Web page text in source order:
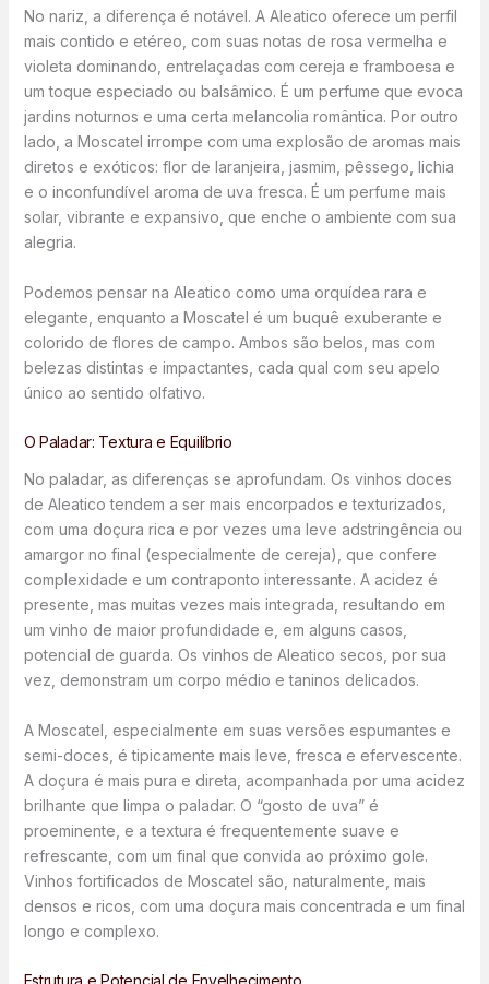
No nariz, a diferença é notável. A Aleatico oferece um perfil
mais contido e etéreo, com suas notas de rosa vermelha e
violeta dominando, entrelaçadas com cereja e framboesa e
um toque especiado ou balsâmico. É um perfume que evoca
jardins noturnos e uma certa melancolia romântica. Por outro
lado, a Moscatel irrompe com uma explosão de aromas mais
diretos e exóticos: flor de laranjeira, jasmim, pêssego, lichia
e o inconfundível aroma de uva fresca. É um perfume mais
solar, vibrante e expansivo, que enche o ambiente com sua
alegria.
Podemos pensar na Aleatico como uma orquídea rara e
elegante, enquanto a Moscatel é um buquê exuberante e
colorido de flores de campo. Ambos são belos, mas com
belezas distintas e impactantes, cada qual com seu apelo
único ao sentido olfativo.
O Paladar: Textura e Equilíbrio
No paladar, as diferenças se aprofundam. Os vinhos doces
de Aleatico tendem a ser mais encorpados e texturizados,
com uma doçura rica e por vezes uma leve adstringência ou
amargor no final (especialmente de cereja), que confere
complexidade e um contraponto interessante. A acidez é
presente, mas muitas vezes mais integrada, resultando em
um vinho de maior profundidade e, em alguns casos,
potencial de guarda. Os vinhos de Aleatico secos, por sua
vez, demonstram um corpo médio e taninos delicados.
A Moscatel, especialmente em suas versões espumantes e
semi-doces, é tipicamente mais leve, fresca e efervescente.
A doçura é mais pura e direta, acompanhada por uma acidez
brilhante que limpa o paladar. O “gosto de uva” é
proeminente, e a textura é frequentemente suave e
refrescante, com um final que convida ao próximo gole.
Vinhos fortificados de Moscatel são, naturalmente, mais
densos e ricos, com uma doçura mais concentrada e um final
longo e complexo.
Estrutura e Potencial de Envelhecimento